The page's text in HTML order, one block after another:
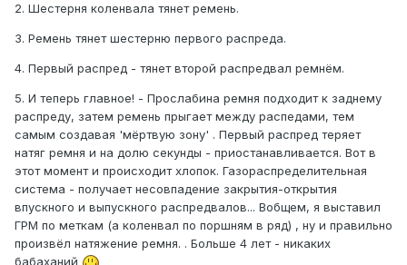
2. Шестерня коленвала тянет ремень.
3. Ремень тянет шестерню первого распреда.
4. Первый распред - тянет второй распредвал ремнём.
5. И теперь главное! - Прослабина ремня подходит к заднему
распреду, затем ремень прыгает между распедами, тем
самым создавая 'мёртвую зону' . Первый распред теряет
натяг ремня и на долю секунды - приостанавливается. Вот в
этот момент и происходит хлопок. Газораспределительная
система - получает несовпадение закрытия-открытия
впускного и выпускного распредвалов... Вобщем, я выставил
ГРМ по меткам (а коленвал по поршням в ряд) , ну и правильно
произвёл натяжение ремня. . Больше 4 лет - никаких
бабаханий